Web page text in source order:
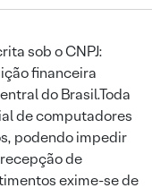
sob o CNPJ:
financeira
do Brasil.Toda
de computadores
podendo impedir
de
exime-se de